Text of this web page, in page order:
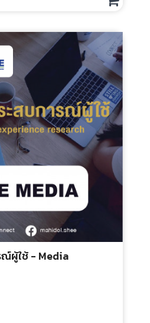
ามความคิดเห็นให้มี
Research) - Media